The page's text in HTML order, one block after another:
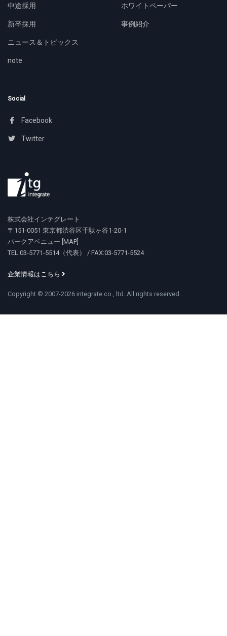
中途採用
新卒採用
ニュース＆トピックス
note
ホワイトペーパー
事例紹介
Social
Facebook
Twitter
株式会社インテグレート
〒151-0051 東京都渋谷区千駄ヶ谷1-20-1
パークアベニュー [ MAP
TEL:03-5771-5514（代表） / FAX:03-5771-5524
企業情報はこちら
Copyright © 2007-2026 integrate co., ltd. All rights reserved.